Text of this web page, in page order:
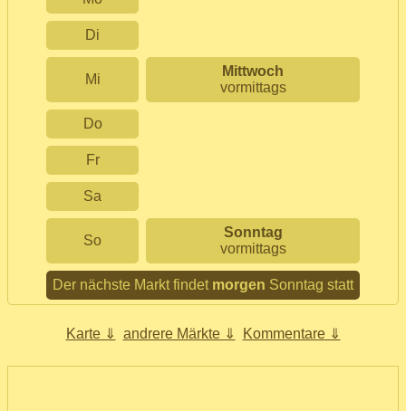
Di
Mi
Mittwoch
vormittags
Do
Fr
Sa
So
Sonntag
vormittags
Der nächste Markt findet morgen Sonntag statt
Karte ⇓ andrere Märkte ⇓ Kommentare ⇓